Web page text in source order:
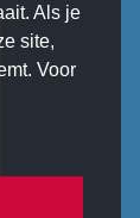
Als je
site,
Voor